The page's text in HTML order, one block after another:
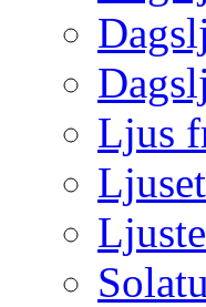
Ljus